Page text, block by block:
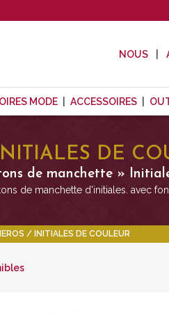
NOUS
MODE ACCESSOIRES
DE
de manchette »
de manchette d'initiales. avec
INITIALES DE COULEUR